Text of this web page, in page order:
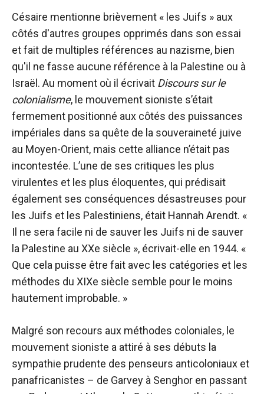
Césaire mentionne brièvement « les Juifs » aux
côtés d'autres groupes opprimés dans son essai
et fait de multiples références au nazisme, bien
qu'il ne fasse aucune référence à la Palestine ou à
Israël. Au moment où il écrivait Discours sur le
colonialisme, le mouvement sioniste s’était
fermement positionné aux côtés des puissances
impériales dans sa quête de la souveraineté juive
au Moyen-Orient, mais cette alliance n’était pas
incontestée. L’une de ses critiques les plus
virulentes et les plus éloquentes, qui prédisait
également ses conséquences désastreuses pour
les Juifs et les Palestiniens, était Hannah Arendt. «
Il ne sera facile ni de sauver les Juifs ni de sauver
la Palestine au XXe siècle », écrivait-elle en 1944. «
Que cela puisse être fait avec les catégories et les
méthodes du XIXe siècle semble pour le moins
hautement improbable. »
Malgré son recours aux méthodes coloniales, le
mouvement sioniste a attiré à ses débuts la
sympathie prudente des penseurs anticoloniaux et
panafricanistes – de Garvey à Senghor en passant